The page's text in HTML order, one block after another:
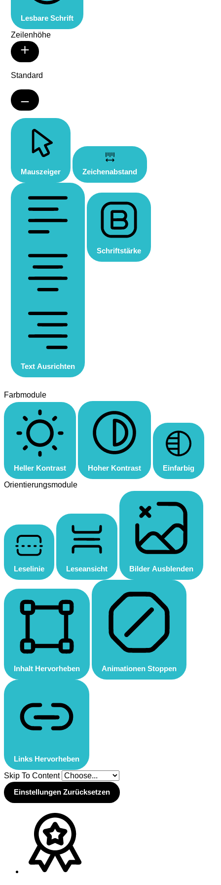
Lesbare Schrift
Zeilenhöhe
Standard
Mauszeiger Zeichenabstand
Text Ausrichten
Schriftstärke
Farbmodule
Heller Kontrast Hoher Kontrast Einfarbig
Orientierungsmodule
Leselinie Leseansicht Bilder Ausblenden
Inhalt Hervorheben Animationen Stoppen
Links Hervorheben
Skip To Content
Einstellungen Zurücksetzen